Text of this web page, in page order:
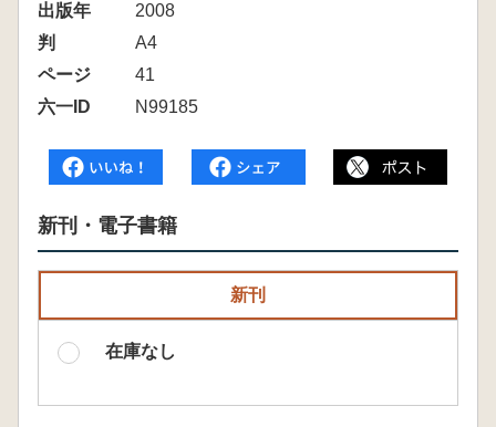
出版年
2008
判
A4
ページ
41
六一ID
N99185
新刊・電子書籍
新刊
在庫なし